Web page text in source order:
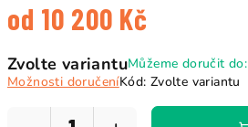
od 10 200 Kč
cena:
Zvolte variantuMůžeme doručit do:
Možnosti doručeníKód: Zvolte variantu